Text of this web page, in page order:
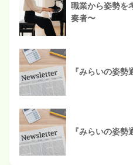
職業から姿勢を
奏者〜
『みらいの姿
『みらいの姿